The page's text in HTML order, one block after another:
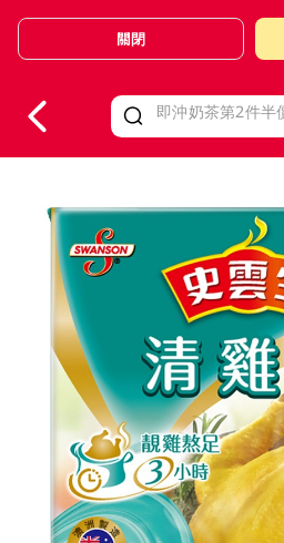
Valid Until 30 June 2026
關閉